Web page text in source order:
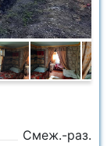
Смеж.-раз.